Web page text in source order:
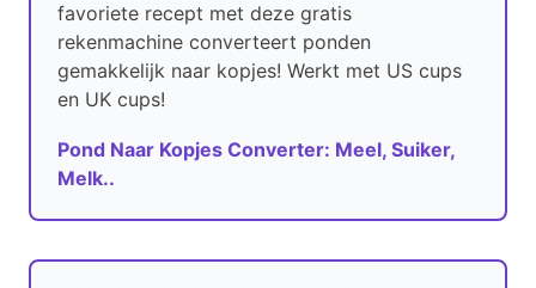
favoriete recept met deze gratis
rekenmachine converteert ponden
gemakkelijk naar kopjes! Werkt met US cups
en UK cups!
Pond Naar Kopjes Converter: Meel, Suiker,
Melk..